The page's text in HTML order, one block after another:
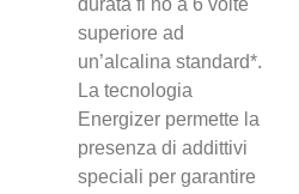
durata fi no a 6 volte
superiore ad
un’alcalina standard*.
La tecnologia
Energizer permette la
presenza di addittivi
speciali per garantire